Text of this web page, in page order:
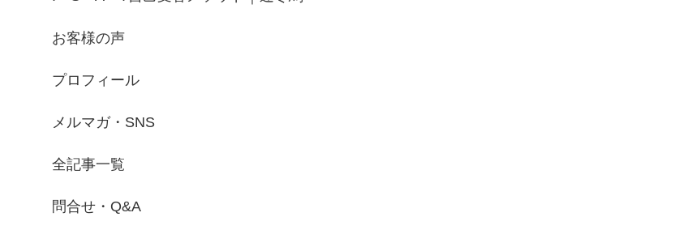
お客様の声
プロフィール
メルマガ・SNS
全記事一覧
問合せ・Q&A